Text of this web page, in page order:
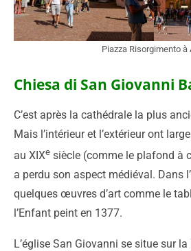
Piazza Risorgimento à
Chiesa di San Giovanni
C’est après la cathédrale la plus
Mais l’intérieur et l’extérieur ont
au XIXe siècle (comme le plafond à
a perdu son aspect médiéval. Dans
quelques œuvres d’art comme le
l’Enfant peint en 1377.
L’église San Giovanni se situe sur la